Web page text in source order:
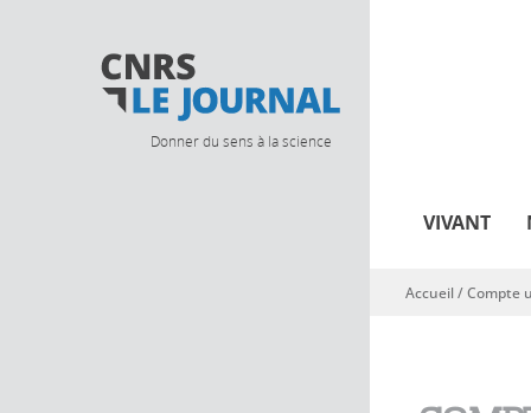
Donner du sens à la science
VIVANT
Vous êtes ici
Accueil/Compte